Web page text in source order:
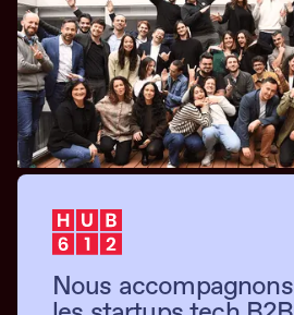
Nous accompagnons